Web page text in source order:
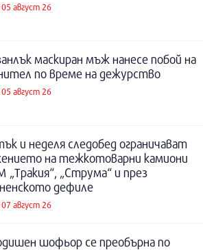
август 26
маскиран мъж нанесе побой на
по време на дежурство
август 26
и неделя следобед ограничават
на тежкотоварни камиони
„Тракия“, „Струма“ и през
дефиле
август 26
шофьор се преобърна по